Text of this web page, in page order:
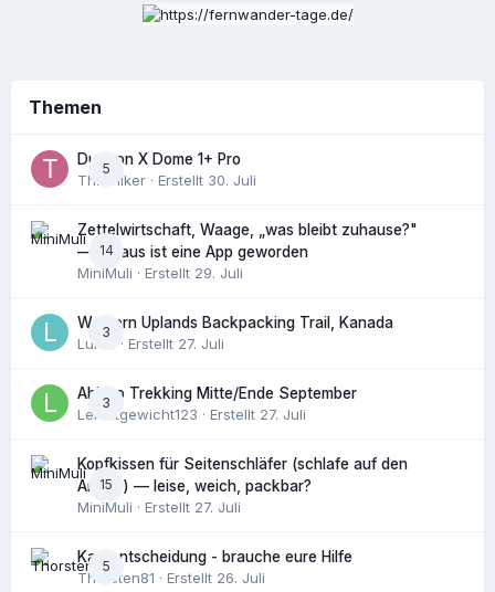
Themen
5
Durston X Dome 1+ Pro
ThruHiker · Erstellt 30. Juli
14
Zettelwirtschaft, Waage, „was bleibt zuhause?"
— daraus ist eine App geworden
MiniMuli · Erstellt 29. Juli
3
Western Uplands Backpacking Trail, Kanada
Luk14
· Erstellt 27. Juli
3
Abisko Trekking Mitte/Ende September
Leichtgewicht123 · Erstellt 27. Juli
15
Kopfkissen für Seitenschläfer (schlafe auf den
Armen) — leise, weich, packbar?
MiniMuli · Erstellt 27. Juli
5
Kaufentscheidung - brauche eure Hilfe
Thorsten81 · Erstellt 26. Juli